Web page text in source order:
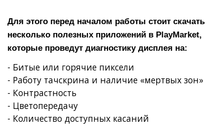
Для этого перед началом работы стоит скачать
несколько полезных приложений в PlayMarket,
которые проведут диагностику дисплея на:
- Битые или горячие пиксели
- Работу тачскрина и наличие «мертвых зон»
- Контрастность
- Цветопередачу
- Количество доступных касаний